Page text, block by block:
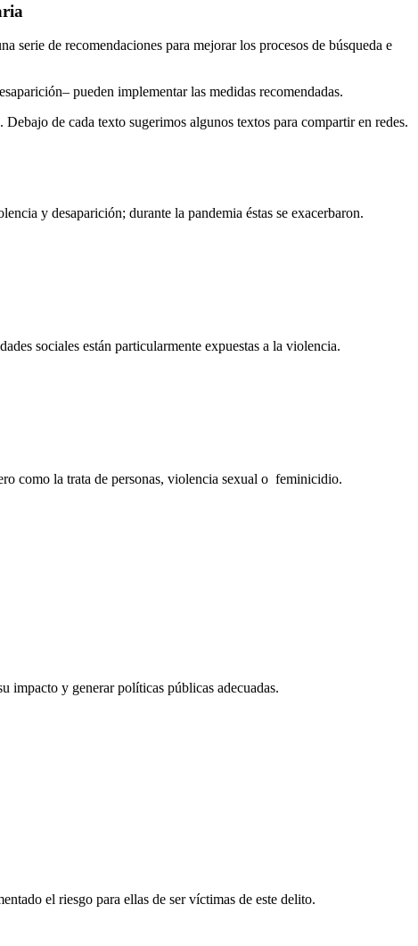
serie de recomendaciones para mejorar los procesos de búsqueda e
pueden implementar las medidas recomendadas.
. Debajo de cada texto sugerimos algunos textos para compartir en redes.
y desaparición; durante la pandemia éstas se exacerbaron.
sociales están particularmente expuestas a la violencia.
como la trata de personas, violencia sexual o feminicidio.
impacto y generar políticas públicas adecuadas.
el riesgo para ellas de ser víctimas de este delito.